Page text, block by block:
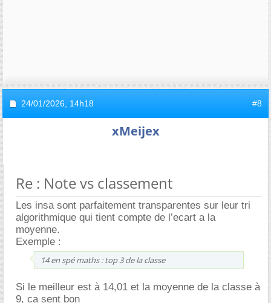
24/01/2026, 14h18 #8
xMeijex
Re : Note vs classement
Les insa sont parfaitement transparentes sur leur tri
algorithmique qui tient compte de l’ecart a la
moyenne.
Exemple :
14 en spé maths : top 3 de la classe
Si le meilleur est à 14,01 et la moyenne de la classe à
9, ca sent bon